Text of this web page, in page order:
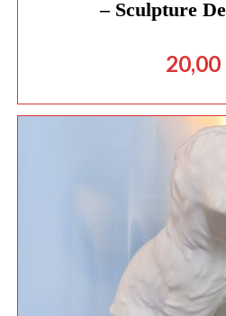
– Sculpture
20,00